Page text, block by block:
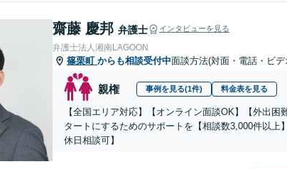
齋藤 慶邦 弁護士 インタビューを見る
弁護士法人湘南LAGOON
篠栗町 からも相談受付中面談方法(対面・電話・ビ
親権 事例を見る(1件) 料金表を見る
【全国エリア対応】【オンライン面談OK】【外出
タートにするためのサポートを【相談数3,000件以上
休日相談可】